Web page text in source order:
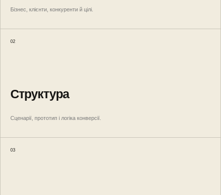
Бізнес, клієнти, конкуренти й цілі.
02
Структура
Сценарії, прототип і логіка конверсії.
03